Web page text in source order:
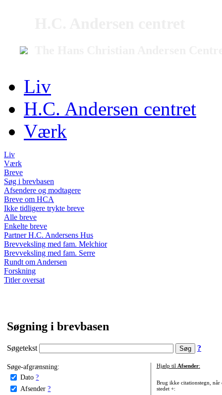
Liv
H.C. Andersen centret
Værk
Liv
Værk
Breve
Søg i brevbasen
Afsendere og modtagere
Breve om HCA
Ikke tidligere trykte breve
Alle breve
Enkelte breve
Partner H.C. Andersens Hus
Brevveksling med fam. Melchior
Brevveksling med fam. Serre
Rundt om Andersen
Forskning
Titler oversat
Søgning i brevbasen
Søgetekst ?
Søge-afgrænsning:
Dato ?
Afsender ?
Hjælp til Afsender:
Brug ikke citationstegn, når
stedet +: